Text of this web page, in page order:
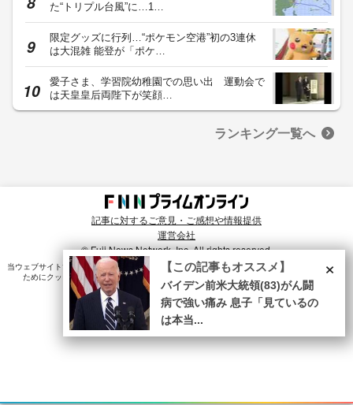
た“トリプル台風”に…1…
限定グッズに行列…“ポケモン空港”初の3連休
は大混雑 能登が「ポケ…
愛子さま、学習院幼稚園での思い出 運動会で
は天皇皇后両陛下が笑顔…
ランキング一覧へ
記事に対するご意見・ご感想や情報提供
運営会社
© Fuji News Network, Inc. All rights reserved.
当ウェブサイトでは、ユーザのニーズ・興味・関⼼に合致したコンテンツや広告配信を提供する
ためにクッキーを使⽤しています。詳細は、
プライバシーポリシー をご確認ください。×
【この記事もオススメ】
バイデン前米大統領(83)がん闘
病で強い痛み 息子「見ているの
は本当...